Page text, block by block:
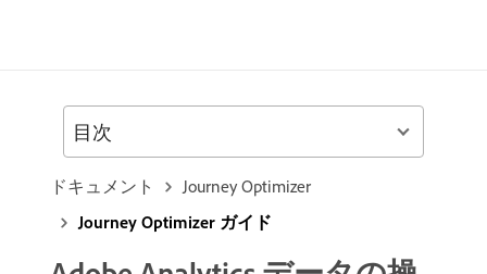
ドキュメント
Journey Optimizer
Journey Optimizer ガイド
目次